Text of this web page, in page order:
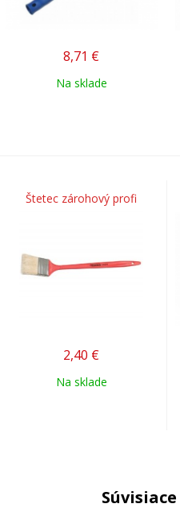
8,71 €
Na sklade
Štetec zárohový profi
2,40 €
Na sklade